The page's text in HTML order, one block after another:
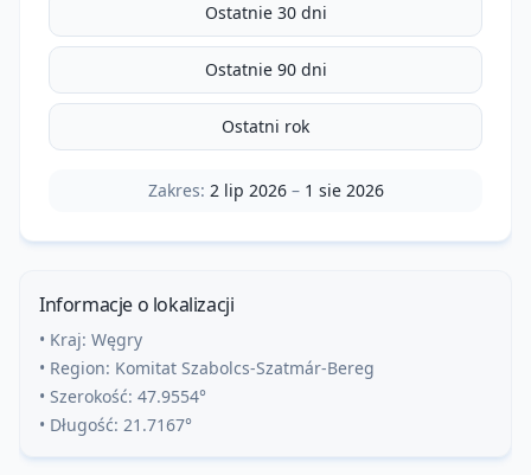
Ostatnie 30 dni
Ostatnie 90 dni
Ostatni rok
Zakres: 2 lip 2026– 1 sie 2026
Informacje o lokalizacji
• Kraj: Węgry
• Region: Komitat Szabolcs-Szatmár-Bereg
• Szerokość: 47.9554°
• Długość: 21.7167°